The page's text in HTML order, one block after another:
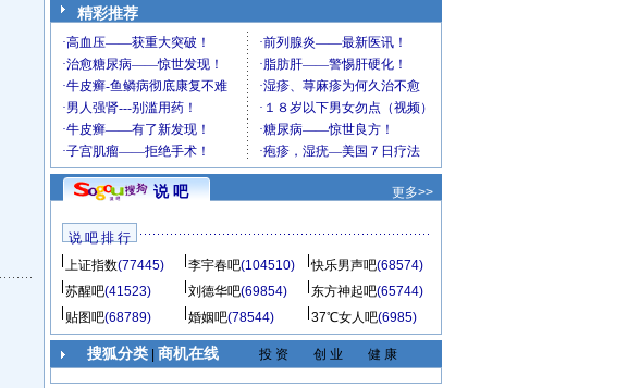
精彩推荐
说 吧 更多>>
说 吧 排 行
上证指数(77445) 李宇春吧(104510) 快乐男声吧(68574)
苏醒吧(41523) 刘德华吧(69854) 东方神起吧(65744)
贴图吧(68789) 婚姻吧(78544) 37℃女人吧(6985)
搜狐分类| 商机在线 投 资 创 业 健 康